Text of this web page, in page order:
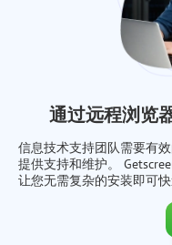
通过远程浏览
信息技术支持团队需要有
提供支持和维护。
让您无需复杂的安装即可快